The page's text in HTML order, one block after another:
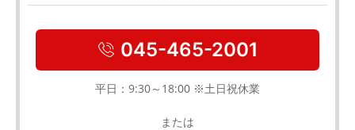
045-465-2001
平日：9:30～18:00 ※土日祝休業
または